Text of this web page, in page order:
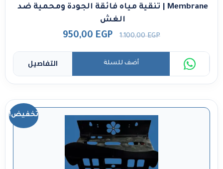
Membrane | تنقية مياه فائقة الجودة ومحمية ضد
الغش
1.100,00EGP
950,00 EGP
التفاصيل أضف للسلة
تخفيض!